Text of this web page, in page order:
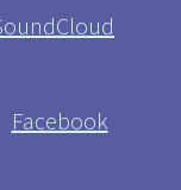
Facebook